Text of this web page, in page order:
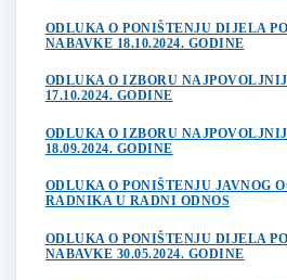
ODLUKA O PONIŠTENJU DIJELA
NABAVKE 18.10.2024. GODINE
ODLUKA O IZBORU
17.10.2024. GODINE
ODLUKA O IZBORU
18.09.2024. GODINE
ODLUKA O PONIŠTENJU JAVNOG
RADNIKA U RADNI ODNOS
ODLUKA O PONIŠTENJU DIJELA
NABAVKE 30.05.2024. GODINE